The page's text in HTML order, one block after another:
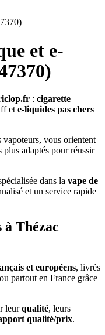
et e-
: cigarette
et e-liquides pas chers
vapoteurs, vous orientent
adaptés pour réussir
dans la vape de
et un service rapide
à Thézac
et européens, livrés
partout en France grâce
leurqualité, leurs
qualité/prix.